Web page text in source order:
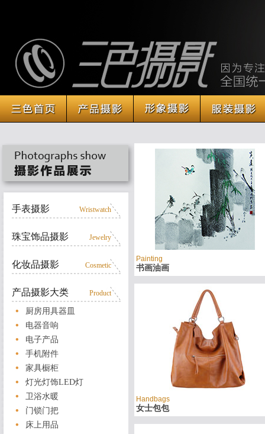
手表摄影 Wristwatch
珠宝饰品摄影 Jewelry
化妆品摄影 Cosmetic
产品摄影大类 Product
厨房用具器皿
电器音响
电子产品
手机附件
家具橱柜
灯光灯饰LED灯
卫浴水暖
门锁门把
床上用品
Painting
书画油画
Handbags
女士包包